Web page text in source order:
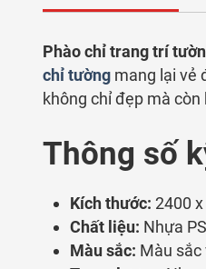
Phào chỉ trang trí
chỉ tường mang lại vẻ
không chỉ đẹp mà
Thông số
Kích thước: 2400
Chất liệu: Nhựa
Màu sắc: Màu sắc